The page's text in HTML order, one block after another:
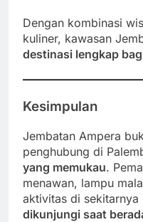
Dengan kombinasi
kuliner, kawasan
destinasi lengkap
Kesimpulan
Jembatan Ampera
penghubung di
yang memukau.
menawan, lampu
aktivitas di sekitarnya
dikunjungi saat